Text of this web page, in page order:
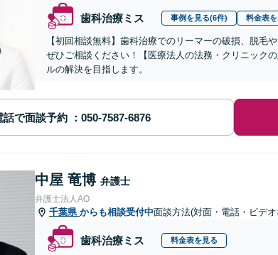
歯科治療ミス 事例を見る(6件) 料金表
【初回相談無料】歯科治療でのリーマーの破損、脱毛
ぜひご相談ください！【医療法人の法務・クリニック
ルの解決を目指します。
話で面談予約
中屋 竜博 弁護士
弁護士法人AO
千葉県 からも相談受付中面談方法(対面・電話・ビデ
歯科治療ミス 料金表を見る